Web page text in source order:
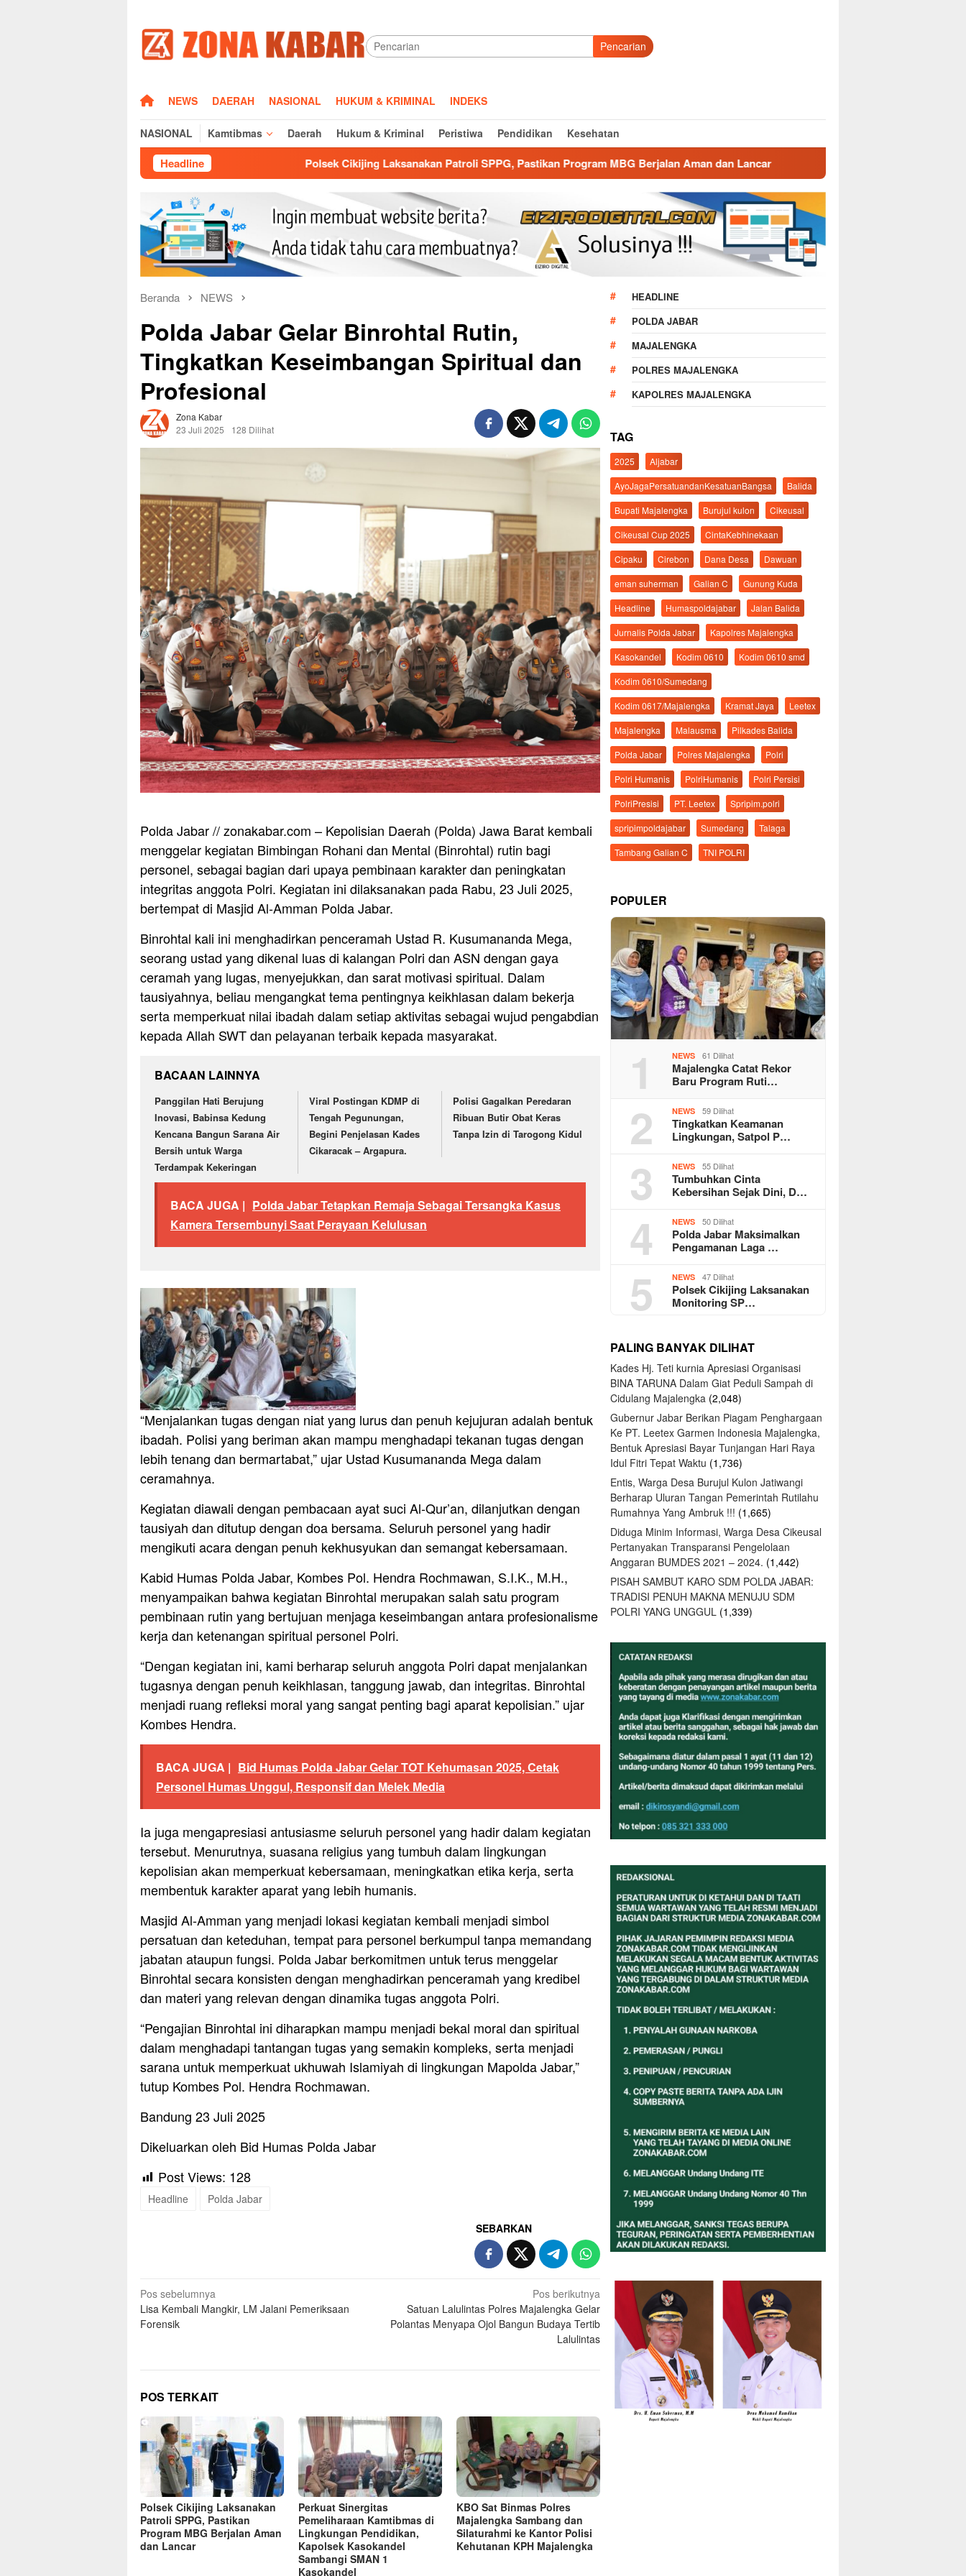
konten
Pencarian
HOMENEWS DAERAH NASIONAL HUKUM & KRIMINAL INDEKS
NASIONAL Kamtibmas Daerah Hukum & Kriminal Peristiwa Pendidikan Kesehatan
HeadlinePolsek Cikijing Laksanakan Patroli SPPG, Pastikan Program MBG Berjalan Aman dan Lancar Gatur Lalin Pagi Polsek Malausma, Wujud
Beranda NEWS
Polda Jabar Gelar Binrohtal Rutin,
Tingkatkan Keseimbangan Spiritual dan
Profesional
Zona Kabar
23 Juli 2025
128 Dilihat
Polda Jabar // zonakabar.com – Kepolisian Daerah (Polda) Jawa Barat kembali
menggelar kegiatan Bimbingan Rohani dan Mental (Binrohtal) rutin bagi
personel, sebagai bagian dari upaya pembinaan karakter dan peningkatan
integritas anggota Polri. Kegiatan ini dilaksanakan pada Rabu, 23 Juli 2025,
bertempat di Masjid Al-Amman Polda Jabar.
Binrohtal kali ini menghadirkan penceramah Ustad R. Kusumananda Mega,
seorang ustad yang dikenal luas di kalangan Polri dan ASN dengan gaya
ceramah yang lugas, menyejukkan, dan sarat motivasi spiritual. Dalam
tausiyahnya, beliau mengangkat tema pentingnya keikhlasan dalam bekerja
serta memperkuat nilai ibadah dalam setiap aktivitas sebagai wujud pengabdian
kepada Allah SWT dan pelayanan terbaik kepada masyarakat.
BACAAN LAINNYA
Panggilan Hati Berujung
Inovasi, Babinsa Kedung
Kencana Bangun Sarana Air
Bersih untuk Warga
Terdampak Kekeringan
Viral Postingan KDMP di
Tengah Pegunungan,
Begini Penjelasan Kades
Cikaracak – Argapura.
Polisi Gagalkan Peredaran
Ribuan Butir Obat Keras
Tanpa Izin di Tarogong Kidul
BACA JUGA | Polda Jabar Tetapkan Remaja Sebagai Tersangka Kasus
Kamera Tersembunyi Saat Perayaan Kelulusan
“Menjalankan tugas dengan niat yang lurus dan penuh kejujuran adalah bentuk
ibadah. Polisi yang beriman akan mampu menghadapi tekanan tugas dengan
lebih tenang dan bermartabat,” ujar Ustad Kusumananda Mega dalam
ceramahnya.
Kegiatan diawali dengan pembacaan ayat suci Al-Qur’an, dilanjutkan dengan
tausiyah dan ditutup dengan doa bersama. Seluruh personel yang hadir
mengikuti acara dengan penuh kekhusyukan dan semangat kebersamaan.
Kabid Humas Polda Jabar, Kombes Pol. Hendra Rochmawan, S.I.K., M.H.,
menyampaikan bahwa kegiatan Binrohtal merupakan salah satu program
pembinaan rutin yang bertujuan menjaga keseimbangan antara profesionalisme
kerja dan ketenangan spiritual personel Polri.
“Dengan kegiatan ini, kami berharap seluruh anggota Polri dapat menjalankan
tugasnya dengan penuh keikhlasan, tanggung jawab, dan integritas. Binrohtal
menjadi ruang refleksi moral yang sangat penting bagi aparat kepolisian.” ujar
Kombes Hendra.
BACA JUGA | Bid Humas Polda Jabar Gelar TOT Kehumasan 2025, Cetak
Personel Humas Unggul, Responsif dan Melek Media
Ia juga mengapresiasi antusiasme seluruh personel yang hadir dalam kegiatan
tersebut. Menurutnya, suasana religius yang tumbuh dalam lingkungan
kepolisian akan memperkuat kebersamaan, meningkatkan etika kerja, serta
membentuk karakter aparat yang lebih humanis.
Masjid Al-Amman yang menjadi lokasi kegiatan kembali menjadi simbol
persatuan dan keteduhan, tempat para personel berkumpul tanpa memandang
jabatan ataupun fungsi. Polda Jabar berkomitmen untuk terus menggelar
Binrohtal secara konsisten dengan menghadirkan penceramah yang kredibel
dan materi yang relevan dengan dinamika tugas anggota Polri.
“Pengajian Binrohtal ini diharapkan mampu menjadi bekal moral dan spiritual
dalam menghadapi tantangan tugas yang semakin kompleks, serta menjadi
sarana untuk memperkuat ukhuwah Islamiyah di lingkungan Mapolda Jabar,”
tutup Kombes Pol. Hendra Rochmawan.
Bandung 23 Juli 2025
Dikeluarkan oleh Bid Humas Polda Jabar
Post Views: 128
Headline Polda Jabar
SEBARKAN
Navigasi
pos
Pos sebelumnya
Lisa Kembali Mangkir, LM Jalani Pemeriksaan
Forensik
Pos berikutnya
Satuan Lalulintas Polres Majalengka Gelar
Polantas Menyapa Ojol Bangun Budaya Tertib
Lalulintas
POS TERKAIT
Polsek Cikijing Laksanakan
Patroli SPPG, Pastikan
Program MBG Berjalan Aman
dan Lancar
Perkuat Sinergitas
Pemeliharaan Kamtibmas di
Lingkungan Pendidikan,
Kapolsek Kasokandel
Sambangi SMAN 1
Kasokandel
KBO Sat Binmas Polres
Majalengka Sambang dan
Silaturahmi ke Kantor Polisi
Kehutanan KPH Majalengka
HEADLINE
POLDA JABAR
MAJALENGKA
POLRES MAJALENGKA
KAPOLRES MAJALENGKA
TAG
2025
Aljabar
AyoJagaPersatuandanKesatuanBangsa
Balida
Bupati Majalengka
Burujul kulon
Cikeusal
Cikeusal Cup 2025
CintaKebhinekaan
Cipaku
Cirebon Dana Desa
Dawuan
eman suherman
Galian C
Gunung Kuda
Headline
Humaspoldajabar
Jalan Balida
Jurnalis Polda Jabar
Kapolres Majalengka
Kasokandel
Kodim 0610
Kodim 0610 smd
Kodim 0610/Sumedang
Kodim 0617/Majalengka
Kramat Jaya
Leetex
Majalengka
Malausma
Pilkades Balida
Polda Jabar
Polres Majalengka
Polri
Polri Humanis
PolriHumanis
Polri Persisi
PolriPresisi
PT. Leetex
Spripim.polri
spripimpoldajabar
Sumedang
Talaga
Tambang Galian C
TNI POLRI
POPULER
1 NEWS 61 Dilihat
Majalengka Catat Rekor
Baru Program Ruti…
2 NEWS 59 Dilihat
Tingkatkan Keamanan
Lingkungan, Satpol P…
3 NEWS 55 Dilihat
Tumbuhkan Cinta
Kebersihan Sejak Dini, D…
4 NEWS 50 Dilihat
Polda Jabar Maksimalkan
Pengamanan Laga …
5 NEWS 47 Dilihat
Polsek Cikijing Laksanakan
Monitoring SP…
PALING BANYAK DILIHAT
Kades Hj. Teti kurnia Apresiasi Organisasi
BINA TARUNA Dalam Giat Peduli Sampah di
Cidulang Majalengka (2,048)
Gubernur Jabar Berikan Piagam Penghargaan
Ke PT. Leetex Garmen Indonesia Majalengka,
Bentuk Apresiasi Bayar Tunjangan Hari Raya
Idul Fitri Tepat Waktu (1,736)
Entis, Warga Desa Burujul Kulon Jatiwangi
Berharap Uluran Tangan Pemerintah Rutilahu
Rumahnya Yang Ambruk !!! (1,665)
Diduga Minim Informasi, Warga Desa Cikeusal
Pertanyakan Transparansi Pengelolaan
Anggaran BUMDES 2021 – 2024. (1,442)
PISAH SAMBUT KARO SDM POLDA JABAR:
TRADISI PENUH MAKNA MENUJU SDM
POLRI YANG UNGGUL (1,339)